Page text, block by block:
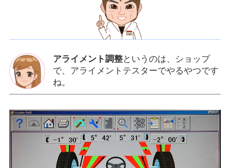
アライメント調整というのは、ショップ
で、アライメントテスターでやるやつです
ね。